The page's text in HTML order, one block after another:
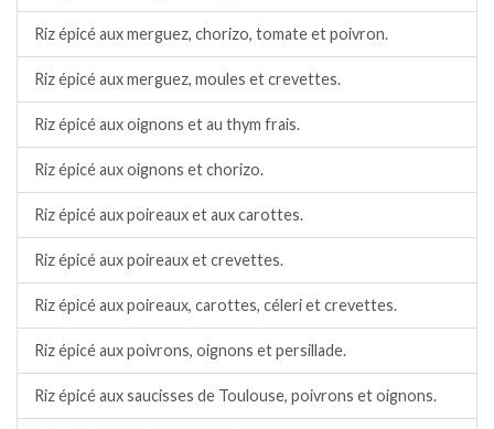
Riz épicé aux merguez, chorizo, tomate et poivron.
Riz épicé aux merguez, moules et crevettes.
Riz épicé aux oignons et au thym frais.
Riz épicé aux oignons et chorizo.
Riz épicé aux poireaux et aux carottes.
Riz épicé aux poireaux et crevettes.
Riz épicé aux poireaux, carottes, céleri et crevettes.
Riz épicé aux poivrons, oignons et persillade.
Riz épicé aux saucisses de Toulouse, poivrons et oignons.